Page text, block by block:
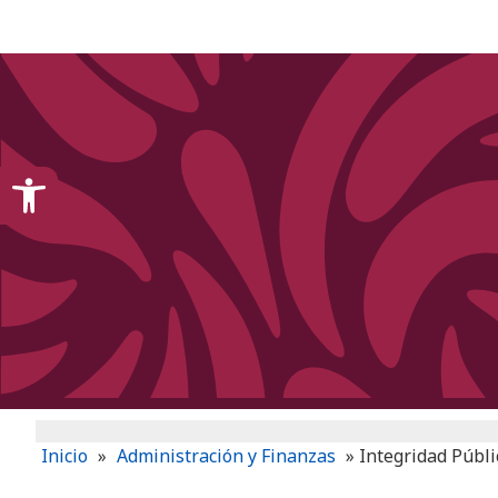
Inicio » Administración y Finanzas » Integridad
Open toolbar